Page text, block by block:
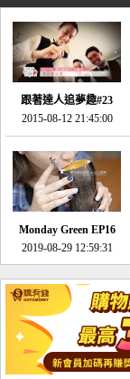
跟著達人追夢趣#23
promo-我想開間咖啡
館(謝佳凌)
2015-08-12 21:45:00
Monday Green EP16
超意外~環保原來可以
邊玩邊做！
2019-08-29 12:59:31